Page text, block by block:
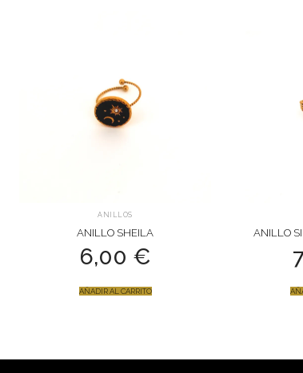
ANILLOS
ANILLO SHEILA
6,00 €
AÑADIR AL CARRITO
ANILLO